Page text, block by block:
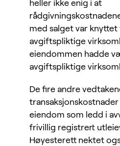
heller ikke enig i at
med salget var knyttet
avgiftspliktige
eiendommen hadde
avgiftspliktige
De fire andre
eiendom som ledd i
frivillig registrert
Høyesterett nektet